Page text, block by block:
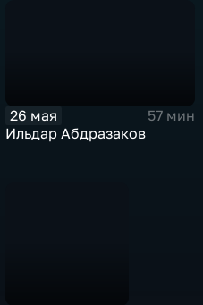
26 мая
57 мин
Ильдар Абдразаков